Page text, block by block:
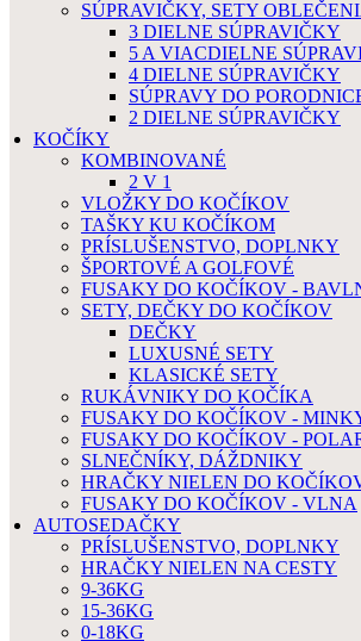
SÚPRAVIČKY, SETY
3 DIELNE SÚPRAVIČKY
5 A VIACDIELNE
4 DIELNE SÚPRAVIČKY
SÚPRAVY DO
2 DIELNE SÚPRAVIČKY
KOČÍKY
KOMBINOVANÉ
2 V 1
VLOŽKY DO KOČÍKOV
TAŠKY KU KOČÍKOM
PRÍSLUŠENSTVO, DOPLNKY
ŠPORTOVÉ A GOLFOVÉ
FUSAKY DO KOČÍKOV -
SETY, DEČKY DO KOČÍKOV
DEČKY
LUXUSNÉ SETY
KLASICKÉ SETY
RUKÁVNIKY DO KOČÍKA
FUSAKY DO KOČÍKOV -
FUSAKY DO KOČÍKOV -
SLNEČNÍKY, DÁŽDNIKY
HRAČKY NIELEN DO
FUSAKY DO KOČÍKOV - VLNA
AUTOSEDAČKY
PRÍSLUŠENSTVO, DOPLNKY
HRAČKY NIELEN NA CESTY
9-36KG
15-36KG
0-18KG